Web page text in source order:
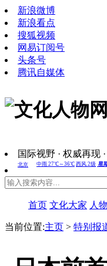
新浪微博
新浪看点
搜狐视频
网易订阅号
头条号
腾讯自媒体
国际视野 · 权威再现
首页 文化大家 人
当前位置:主页 > 特别报